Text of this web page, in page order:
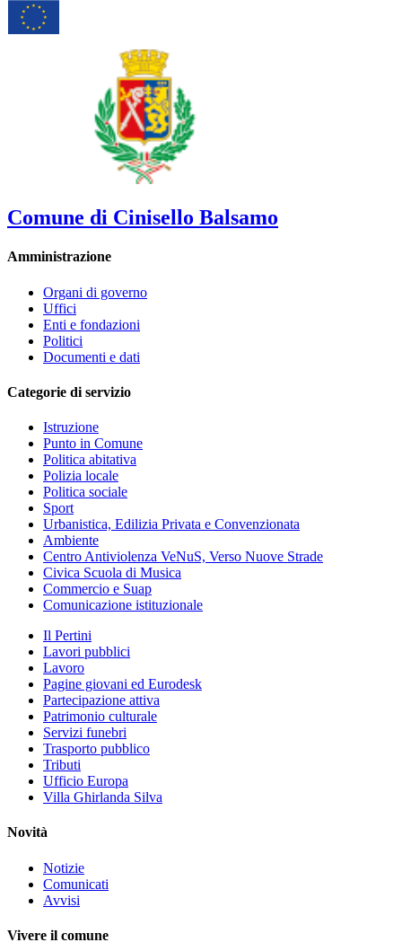
Comune di Cinisello Balsamo
Amministrazione
Organi di governo
Uffici
Enti e fondazioni
Politici
Documenti e dati
Categorie di servizio
Istruzione
Punto in Comune
Politica abitativa
Polizia locale
Politica sociale
Sport
Urbanistica, Edilizia Privata e Convenzionata
Ambiente
Centro Antiviolenza VeNuS, Verso Nuove Strade
Civica Scuola di Musica
Commercio e Suap
Comunicazione istituzionale
Il Pertini
Lavori pubblici
Lavoro
Pagine giovani ed Eurodesk
Partecipazione attiva
Patrimonio culturale
Servizi funebri
Trasporto pubblico
Tributi
Ufficio Europa
Villa Ghirlanda Silva
Novità
Notizie
Comunicati
Avvisi
Vivere il comune